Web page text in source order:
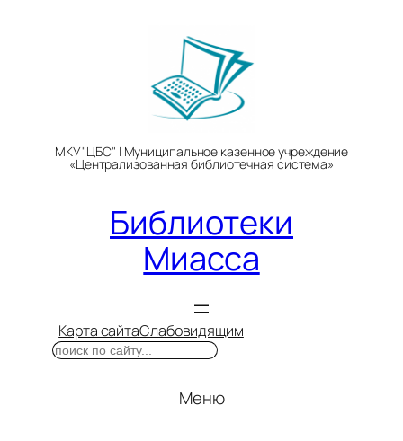
МКУ "ЦБС" | Муниципальное казенное учреждение
«Централизованная библиотечная система»
Библиотеки
Миасса
Карта сайтаСлабовидящим
Поиск
Меню